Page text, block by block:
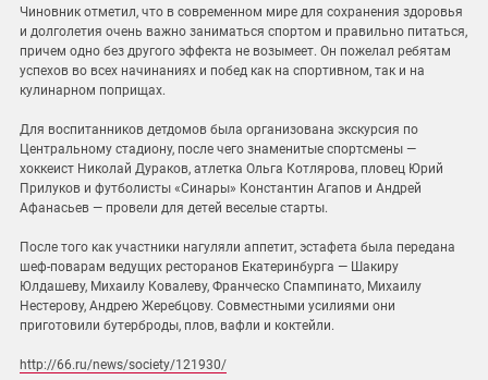
Чиновник отметил, что в современном мире для сохранения здоровья
и долголетия очень важно заниматься спортом и правильно питаться,
причем одно без другого эффекта не возымеет. Он пожелал ребятам
успехов во всех начинаниях и побед как на спортивном, так и на
кулинарном поприщах.
Для воспитанников детдомов была организована экскурсия по
Центральному стадиону, после чего знаменитые спортсмены —
хоккеист Николай Дураков, атлетка Ольга Котлярова, пловец Юрий
Прилуков и футболисты «Синары» Константин Агапов и Андрей
Афанасьев — провели для детей веселые старты.
После того как участники нагуляли аппетит, эстафета была передана
шеф-поварам ведущих ресторанов Екатеринбурга — Шакиру
Юлдашеву, Михаилу Ковалеву, Франческо Спампинато, Михаилу
Нестерову, Андрею Жеребцову. Совместными усилиями они
приготовили бутерброды, плов, вафли и коктейли.
http://66.ru/news/society/121930/